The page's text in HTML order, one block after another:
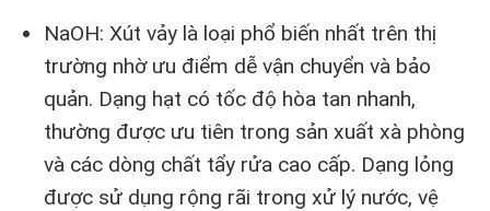
NaOH: Xút vảy là loại phổ biến nhất trên thị
trường nhờ ưu điểm dễ vận chuyển và bảo
quản. Dạng hạt có tốc độ hòa tan nhanh,
thường được ưu tiên trong sản xuất xà phòng
và các dòng chất tẩy rửa cao cấp. Dạng lỏng
được sử dụng rộng rãi trong xử lý nước, vệ